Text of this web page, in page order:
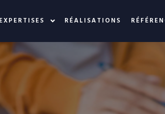
EXPERTISES RÉALISATIONS